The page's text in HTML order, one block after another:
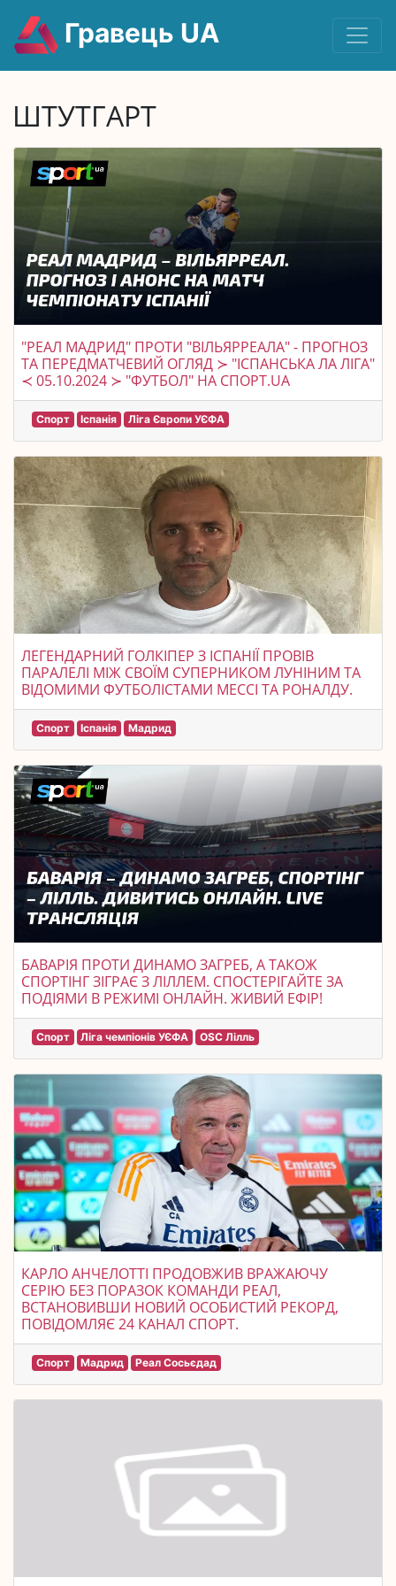
Гравець UA
ШТУТГАРТ
"РЕАЛ МАДРИД" ПРОТИ "ВІЛЬЯРРЕАЛА" - ПРОГНОЗ
ТА ПЕРЕДМАТЧЕВИЙ ОГЛЯД ≻ "ІСПАНСЬКА ЛА ЛІГА"
≺ 05.10.2024 ≻ "ФУТБОЛ" НА СПОРТ.UA
Спорт Іспанія Ліга Європи УЄФА
ЛЕГЕНДАРНИЙ ГОЛКІПЕР З ІСПАНІЇ ПРОВІВ
ПАРАЛЕЛІ МІЖ СВОЇМ СУПЕРНИКОМ ЛУНІНИМ ТА
ВІДОМИМИ ФУТБОЛІСТАМИ МЕССІ ТА РОНАЛДУ.
Спорт Іспанія Мадрид
БАВАРІЯ ПРОТИ ДИНАМО ЗАГРЕБ, А ТАКОЖ
СПОРТІНГ ЗІГРАЄ З ЛІЛЛЕМ. СПОСТЕРІГАЙТЕ ЗА
ПОДІЯМИ В РЕЖИМІ ОНЛАЙН. ЖИВИЙ ЕФІР!
Спорт Ліга чемпіонів УЄФА OSC Лілль
КАРЛО АНЧЕЛОТТІ ПРОДОВЖИВ ВРАЖАЮЧУ
СЕРІЮ БЕЗ ПОРАЗОК КОМАНДИ РЕАЛ,
ВСТАНОВИВШИ НОВИЙ ОСОБИСТИЙ РЕКОРД,
ПОВІДОМЛЯЄ 24 КАНАЛ СПОРТ.
Спорт Мадрид Реал Сосьєдад